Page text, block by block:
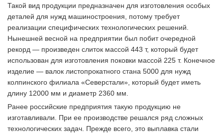
Такой вид продукции предназначен для изготовления особых
деталей для нужд машиностроения, потому требует
реализации специфических технологических решений.
Нынешней весной на предприятии был побит очередной
рекорд — произведен слиток массой 443 т, который будет
использован для изготовления поковки массой 225 т. Конечное
изделие — валок листопрокатного стана 5000 для нужд
колпинского филиала «Северстали», который будет иметь
длину 12000 мм и диаметр 2360 мм.
Ранее российские предприятия такую продукцию не
изготавливали. При ее производстве решался ряд сложных
технологических задач. Прежде всего, это выплавка стали